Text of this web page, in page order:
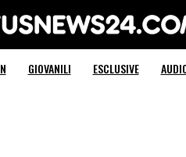
Juventus News 24
GIOVANILI ESCLUSIVE